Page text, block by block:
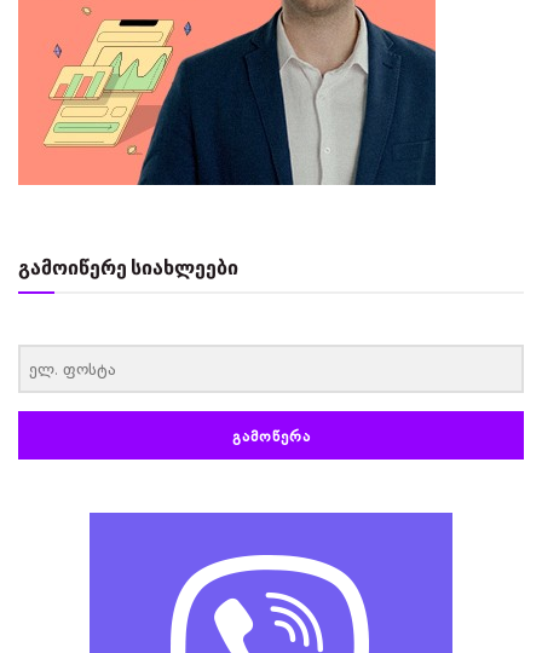
გამოიწერე სიახლეები
ᲒᲐᲛᲝᲬᲔᲠᲐ